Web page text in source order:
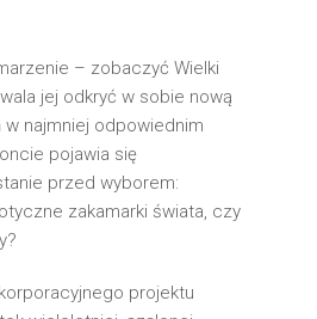
– zobaczyć Wielki
jej odkryć w sobie nową
w najmniej odpowiednim
pojawia się
przed wyborem:
zakamarki świata, czy
projektu